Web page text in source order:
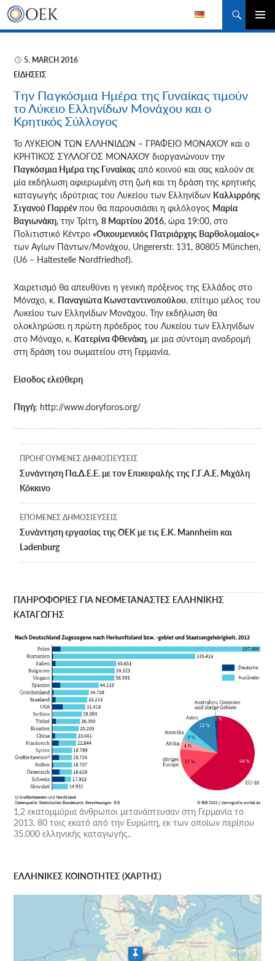
Αναζήτηση
ΚΎΡΙΟ
ΜΕΤΆΒΑΣΗ
5. MARCH 2016
ΕΙΔΉΣΕΙΣ
Tην Παγκόσμια Ημέρα της Γυναίκας τιμούν
το Λύκειο Ελληνίδων Μονάχου και ο
Κρητικός Σύλλογος
Το ΛΥΚΕΙΟΝ ΤΩΝ ΕΛΛΗΝΙΔΩΝ – ΓΡΑΦΕΙΟ ΜΟΝΑΧΟΥ και ο
ΚΡΗΤΙΚΟΣ ΣΥΛΛΟΓΟΣ ΜΟΝΑΧΟΥ διοργανώνουν την
Παγκόσμια Ημέρα της Γυναίκας από κοινού και σας καλούν σε
μία εκδήλωση αφιερωμένη στη ζωή και τη δράση της κρητικής
καταγωγής ιδρύτριας του Λυκείου των Ελληνίδων Καλλιρρόης
Σιγανού Παρρέν που θα παρουσιάσει η φιλόλογος Μαρία
Βαγιωνάκη, την Τρίτη,8 Μαρτίου 2016, ώρα 19:00, στο
Πολιτιστικό Κέντρο«Οικουμενικός Πατριάρχης Βαρθολομαίος»
των Αγίων Πάντων/Μονάχου, Ungererstr. 131, 80805 München,
(U6 – Haltestelle Nordfriedhof).
Χαιρετισμό θα απευθύνει η γενική πρόξενος της Ελλάδος στο
Μόναχο, κ. Παναγιώτα Κωνσταντινοπούλου, επίτιμο μέλος του
Λυκείου των Ελληνίδων Μονάχου. Την εκδήλωση θα
ολοκληρώσει η πρώτη πρόεδρος του Λυκείου των Ελληνίδων
στο Μόναχο, κ. Κατερίνα Φθενάκη, με μια σύντομη αναδρομή
στη δράση του σωματείου στη Γερμανία.
Είσοδος ελεύθερη
Πηγή: http://www.doryforos.org/
Πλοήγηση
άρθρων
ΠΡΟΗΓΟΎΜΕΝΕΣ ΔΗΜΟΣΙΕΎΣΕΙΣ
Συνάντηση Πα.Δ.Ε.Ε. με τον Επικεφαλής της Γ.Γ.Α.Ε. Μιχάλη
Κόκκινο
ΕΠΌΜΕΝΕΣ ΔΗΜΟΣΙΕΎΣΕΙΣ
Συνάντηση εργασίας της ΟΕΚ με τις Ε.Κ. Mannheim και
Ladenburg
ΠΛΗΡΟΦΟΡΙΕΣ ΓΙΑ ΝΕΟΜΕΤΑΝΑΣΤΕΣ ΕΛΛΗΝΙΚΗΣ
ΚΑΤΑΓΩΓΗΣ
1,2 εκατομμύρια άνθρωποι μετανάστευσαν στη Γερμανία το
2013. 80 τοις εκατό από την Ευρώπη, εκ των οποίων περίπου
35.000 ελληνικής καταγωγής..
ΕΛΛΗΝΙΚΕΣ ΚΟΙΝΟΤΗΤΕΣ (ΧΑΡΤΗΣ)